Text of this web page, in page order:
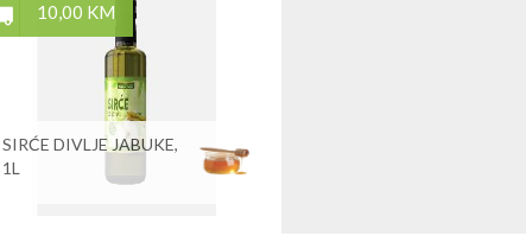
10,00 KM
SIRĆE DIVLJE JABUKE,
1L